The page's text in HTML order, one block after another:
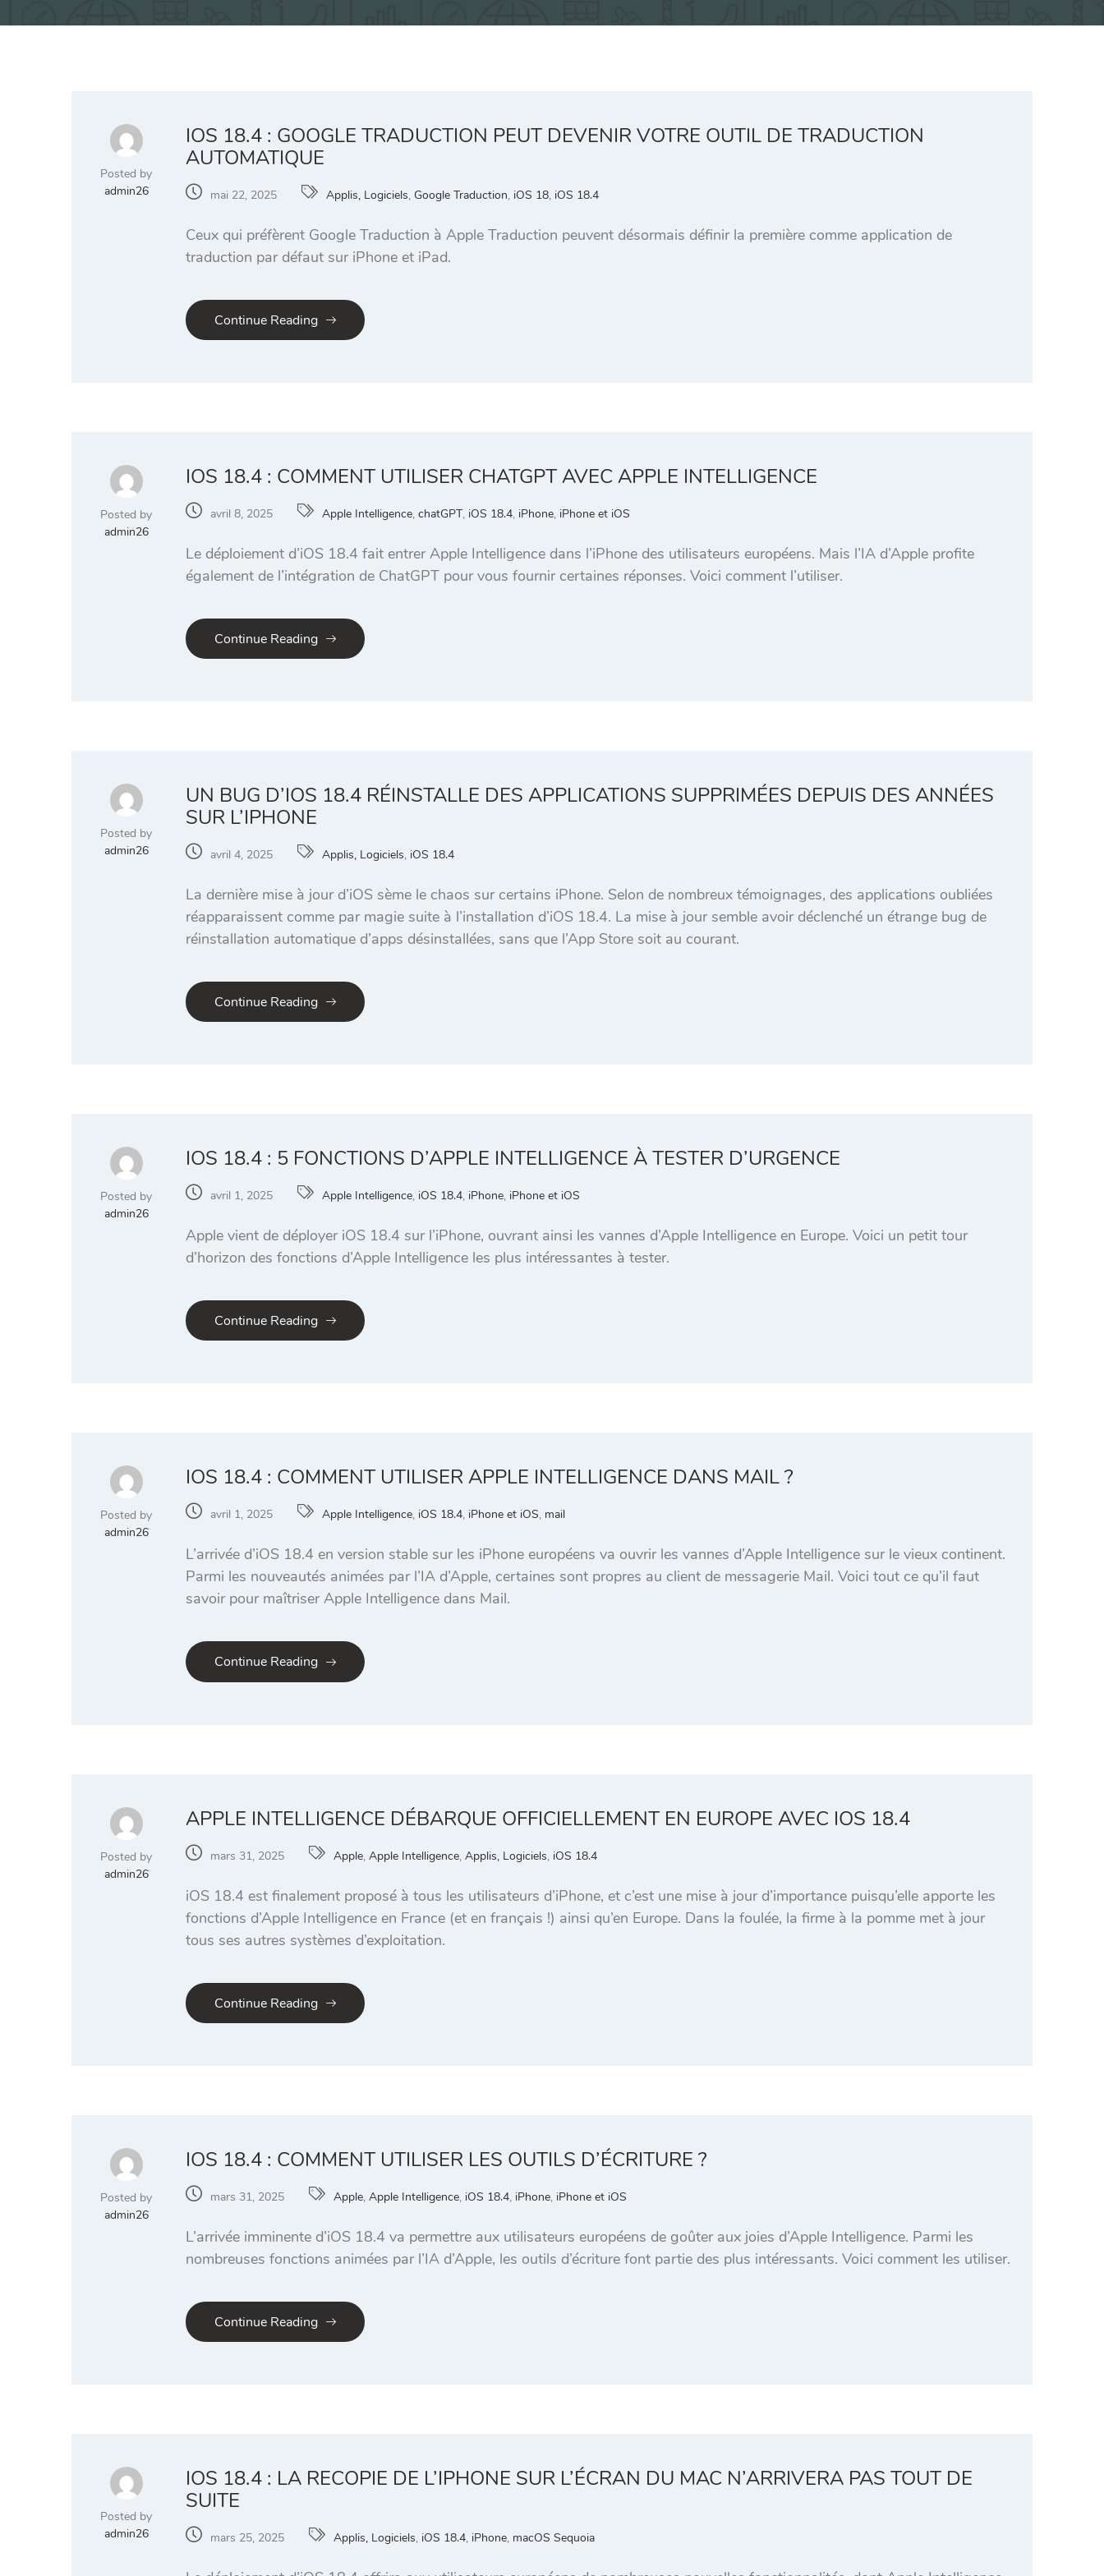
Posted by
admin26
IOS 18.4 : GOOGLE TRADUCTION PEUT DEVENIR VOTRE OUTIL DE TRADUCTION
AUTOMATIQUE
mai 22, 2025 Applis, Logiciels, Google Traduction, iOS 18, iOS 18.4
Ceux qui préfèrent Google Traduction à Apple Traduction peuvent désormais définir la première comme application de
traduction par défaut sur iPhone et iPad.
Continue Reading
Posted by
admin26
IOS 18.4 : COMMENT UTILISER CHATGPT AVEC APPLE INTELLIGENCE
avril 8, 2025 Apple Intelligence, chatGPT, iOS 18.4, iPhone, iPhone et iOS
Le déploiement d’iOS 18.4 fait entrer Apple Intelligence dans l’iPhone des utilisateurs européens. Mais l’IA d’Apple profite
également de l’intégration de ChatGPT pour vous fournir certaines réponses. Voici comment l’utiliser.
Continue Reading
Posted by
admin26
UN BUG D’IOS 18.4 RÉINSTALLE DES APPLICATIONS SUPPRIMÉES DEPUIS DES ANNÉES
SUR L’IPHONE
avril 4, 2025 Applis, Logiciels, iOS 18.4
La dernière mise à jour d’iOS sème le chaos sur certains iPhone. Selon de nombreux témoignages, des applications oubliées
réapparaissent comme par magie suite à l’installation d’iOS 18.4. La mise à jour semble avoir déclenché un étrange bug de
réinstallation automatique d’apps désinstallées, sans que l’App Store soit au courant.
Continue Reading
Posted by
admin26
IOS 18.4 : 5 FONCTIONS D’APPLE INTELLIGENCE À TESTER D’URGENCE
avril 1, 2025 Apple Intelligence, iOS 18.4, iPhone, iPhone et iOS
Apple vient de déployer iOS 18.4 sur l’iPhone, ouvrant ainsi les vannes d’Apple Intelligence en Europe. Voici un petit tour
d’horizon des fonctions d’Apple Intelligence les plus intéressantes à tester.
Continue Reading
Posted by
admin26
IOS 18.4 : COMMENT UTILISER APPLE INTELLIGENCE DANS MAIL ?
avril 1, 2025 Apple Intelligence, iOS 18.4, iPhone et iOS, mail
L’arrivée d’iOS 18.4 en version stable sur les iPhone européens va ouvrir les vannes d’Apple Intelligence sur le vieux continent.
Parmi les nouveautés animées par l’IA d’Apple, certaines sont propres au client de messagerie Mail. Voici tout ce qu’il faut
savoir pour maîtriser Apple Intelligence dans Mail.
Continue Reading
Posted by
admin26
APPLE INTELLIGENCE DÉBARQUE OFFICIELLEMENT EN EUROPE AVEC IOS 18.4
mars 31, 2025 Apple, Apple Intelligence, Applis, Logiciels, iOS 18.4
iOS 18.4 est finalement proposé à tous les utilisateurs d’iPhone, et c’est une mise à jour d’importance puisqu’elle apporte les
fonctions d’Apple Intelligence en France (et en français !) ainsi qu’en Europe. Dans la foulée, la firme à la pomme met à jour
tous ses autres systèmes d’exploitation.
Continue Reading
Posted by
admin26
IOS 18.4 : COMMENT UTILISER LES OUTILS D’ÉCRITURE ?
mars 31, 2025 Apple, Apple Intelligence, iOS 18.4, iPhone, iPhone et iOS
L’arrivée imminente d’iOS 18.4 va permettre aux utilisateurs européens de goûter aux joies d’Apple Intelligence. Parmi les
nombreuses fonctions animées par l’IA d’Apple, les outils d’écriture font partie des plus intéressants. Voici comment les utiliser.
Continue Reading
Posted by
admin26
IOS 18.4 : LA RECOPIE DE L’IPHONE SUR L’ÉCRAN DU MAC N’ARRIVERA PAS TOUT DE
SUITE
mars 25, 2025 Applis, Logiciels, iOS 18.4, iPhone, macOS Sequoia